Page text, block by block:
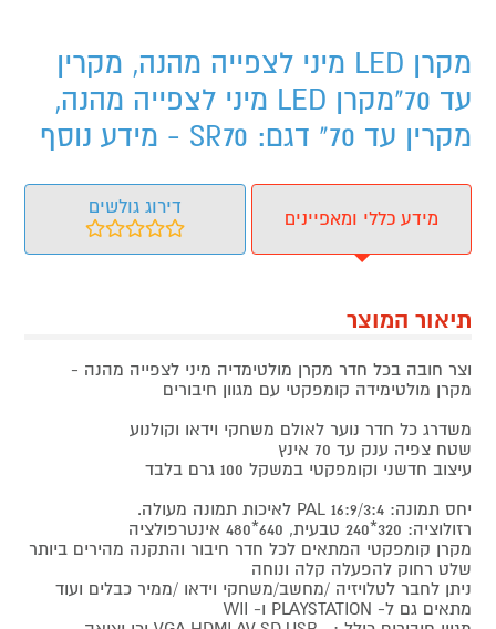
מקרן LED מיני לצפייה מהנה, מקרין
עד 70"מקרן LED מיני לצפייה מהנה,
מקרין עד 70" דגם: SR70 - מידע נוסף
מידע כללי ומאפיינים
דירוג גולשים
תיאור המוצר
וצר חובה בכל חדר מקרן מולטימדיה מיני לצפייה מהנה -
מקרן מולטימידה קומפקטי עם מגוון חיבורים
משדרג כל חדר נוער לאולם משחקי וידאו וקולנוע
שטח צפיה ענק עד 70 אינץ
עיצוב חדשני וקומפקטי במשקל 100 גרם בלבד
יחס תמונה: PAL 16:9/3:4 לאיכות תמונה מעולה.
רזולוציה: 320*240 טבעית, 640*480 אינטרפולציה
מקרן קומפקטי המתאים לכל חדר חיבור והתקנה מהירים ביותר
שלט רחוק להפעלה קלה ונוחה
ניתן לחבר לטלויזיה /מחשב/משחקי וידאו /ממיר כבלים ועוד
מתאים גם ל- PLAYSTATION ו- WII